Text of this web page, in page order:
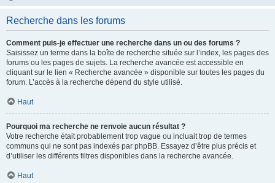
Recherche dans les forums
Comment puis-je effectuer une recherche dans un ou des forums ?
Saisissez un terme dans la boîte de recherche située sur l’index, les pages des
forums ou les pages de sujets. La recherche avancée est accessible en
cliquant sur le lien « Recherche avancée » disponible sur toutes les pages du
forum. L’accès à la recherche dépend du style utilisé.
Haut
Pourquoi ma recherche ne renvoie aucun résultat ?
Votre recherche était probablement trop vague ou incluait trop de termes
communs qui ne sont pas indexés par phpBB. Essayez d’être plus précis et
d’utiliser les différents filtres disponibles dans la recherche avancée.
Haut